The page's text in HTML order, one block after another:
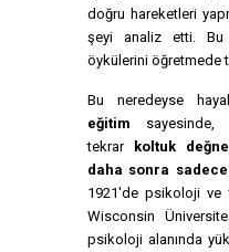
doğru hareketleri
şeyi analiz etti. Bu
öykülerini öğretmede
Bu neredeyse
eğitim sayesinde,
tekrar koltuk
daha sonra
1921'de psikoloji ve
Wisconsin
psikoloji alanında